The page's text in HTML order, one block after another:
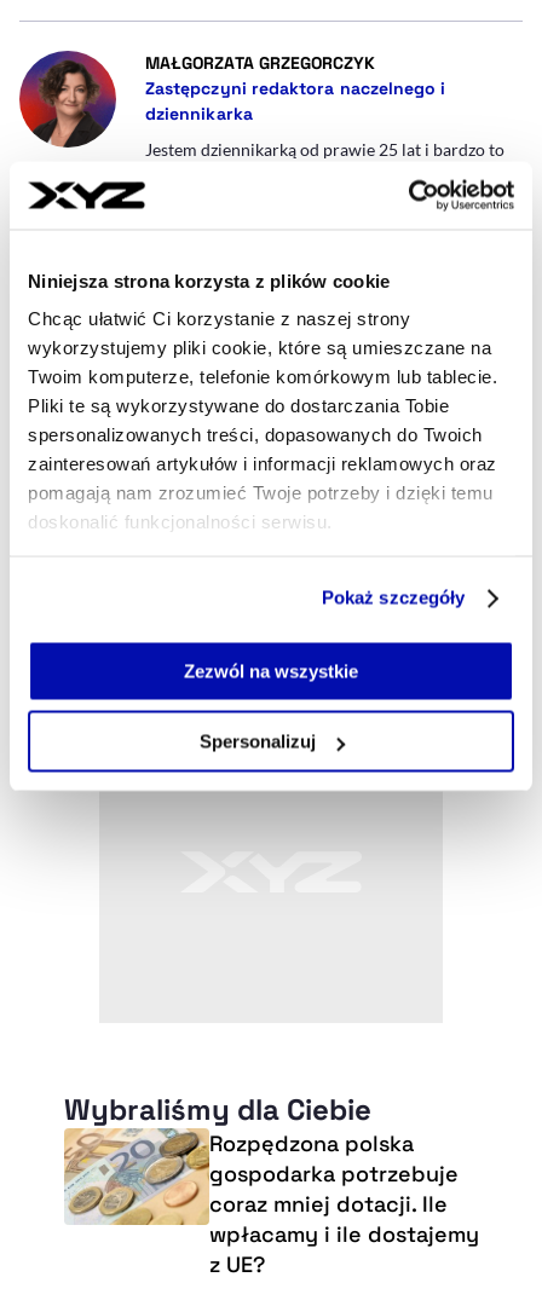
Niniejsza strona korzysta z plików cookie
Chcąc ułatwić Ci korzystanie z naszej strony
wykorzystujemy pliki cookie, które są umieszczane na
Twoim komputerze, telefonie komórkowym lub tablecie.
Pliki te są wykorzystywane do dostarczania Tobie
spersonalizowanych treści, dopasowanych do Twoich
zainteresowań artykułów i informacji reklamowych oraz
pomagają nam zrozumieć Twoje potrzeby i dzięki temu
doskonalić funkcjonalności serwisu.
Jeżeli nie wyrażasz zgody na zapisywanie plików cookie,
możesz łatwo zarządzać swoimi uprawnieniami, np. we
własnej przeglądarce internetowej lub po wybraniu opcji
Pokaż szczegóły
Zezwól na wszystkie
Spersonalizuj
Wybraliśmy dla Ciebie
Rozpędzona polska
gospodarka potrzebuje
coraz mniej dotacji. Ile
wpłacamy i ile dostajemy
z UE?
MAŁGORZATA GRZEGORCZYK- AUTOR ARTYKUŁU
Zastępczyni redaktora naczelnego i
dziennikarka
Jestem dziennikarką od prawie 25 lat i bardzo to
lubię, bo praca jest eXcYtująca i Zajmująca. W
XYZ piszę o firmach produkcyjnych i usługowych,
malgorzata.grzegorczyk@xyz.pl
LESZEK BIAŁY- AUTOR ARTYKUŁU - PROFIL
Korespondent z Senegalu
Przez większość kariery zawodowej byłem
związany z UNESCO i organizacjami
międzynarodowymi, prowadziłem projekty
związane z edukacją, nauką i komunikacją w
różnych krajach Afryki, m.in. w Senegalu, Gambii,